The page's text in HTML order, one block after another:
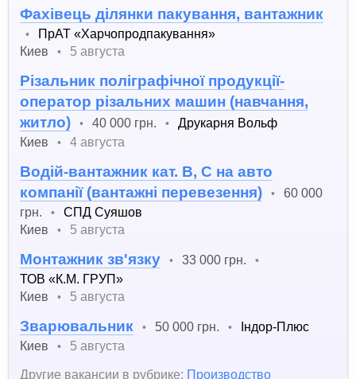
Фахівець ділянки пакування, вантажник
•
ПрАТ «Харчопродпакування»
Киев
• 5 августа
Різальник поліграфічної продукції-
оператор різальних машин (навчання,
житло)
• 40 000 грн. •
Друкарня Вольф
Киев
• 4 августа
Водій-вантажник кат. B, С на авто
компанії (вантажні перевезення)
•
60 000
грн.
•
СПД Суяшов
Киев
• 5 августа
Монтажник зв'язку • 33 000 грн. •
ТОВ «К.М. ГРУП»
Киев
• 5 августа
Зварювальник • 50 000 грн. •
Індор-Плюс
Киев
•
5 августа
Другие вакансии в рубрике: Производство